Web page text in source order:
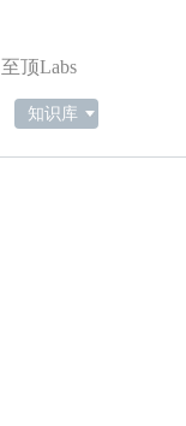
至顶Labs
知识库